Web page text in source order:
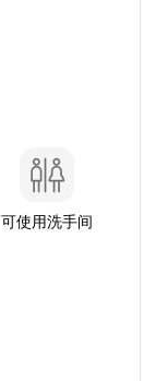
可使用洗手间